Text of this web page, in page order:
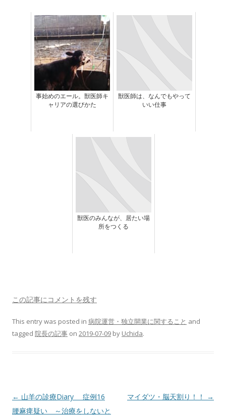
事始めのエール。獣医師キ
ャリアの選びかた
獣医師は、なんでもやって
いい仕事
獣医のみんなが、居たい場
所をつくる
この記事にコメントを残す
This entry was posted in 病院運営・独立開業に関すること and
tagged 院長の記事 on 2019-07-09 by Uchida.
Post
navigation
← 山羊の診療Diary 症例16
腰麻痺疑い ～治療をしないと
マイダツ・脳天割り！！ →